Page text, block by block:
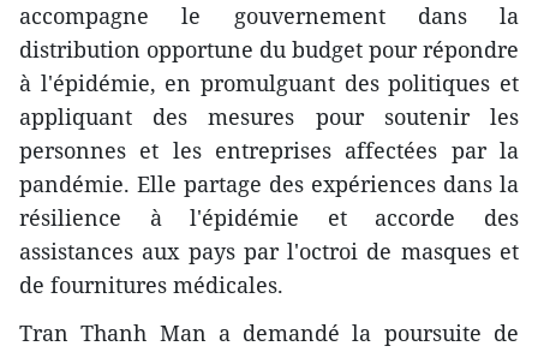
accompagne le gouvernement dans la
distribution opportune du budget pour répondre
à l'épidémie, en promulguant des politiques et
appliquant des mesures pour soutenir les
personnes et les entreprises affectées par la
pandémie. Elle partage des expériences dans la
résilience à l'épidémie et accorde des
assistances aux pays par l'octroi de masques et
de fournitures médicales.
Tran Thanh Man a demandé la poursuite de